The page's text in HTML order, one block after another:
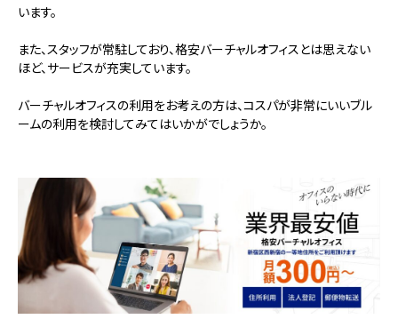
います。
また、スタッフが常駐しており、格安バーチャルオフィスとは思えない
ほど、サービスが充実しています。
バーチャルオフィスの利用をお考えの方は、コスパが非常にいいブル
ームの利用を検討してみてはいかがでしょうか。